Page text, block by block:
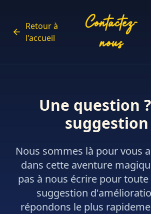
Retour à
l'accueil
Contactez-
nous
Une question
suggestion
Nous sommes là pour vous
dans cette aventure
pas à nous écrire pour
suggestion
répondons le plus